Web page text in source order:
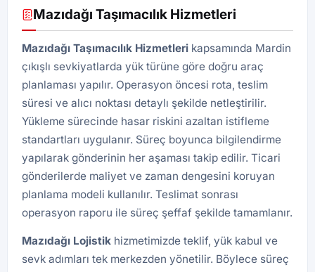
Mazıdağı Taşımacılık Hizmetleri
Mazıdağı Taşımacılık Hizmetleri kapsamında Mardin
çıkışlı sevkiyatlarda yük türüne göre doğru araç
planlaması yapılır. Operasyon öncesi rota, teslim
süresi ve alıcı noktası detaylı şekilde netleştirilir.
Yükleme sürecinde hasar riskini azaltan istifleme
standartları uygulanır. Süreç boyunca bilgilendirme
yapılarak gönderinin her aşaması takip edilir. Ticari
gönderilerde maliyet ve zaman dengesini koruyan
planlama modeli kullanılır. Teslimat sonrası
operasyon raporu ile süreç şeffaf şekilde tamamlanır.
Mazıdağı Lojistik hizmetimizde teklif, yük kabul ve
sevk adımları tek merkezden yönetilir. Böylece süreç